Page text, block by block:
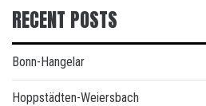
RECENT POSTS
Bonn-Hangelar
Hoppstädten-Weiersbach